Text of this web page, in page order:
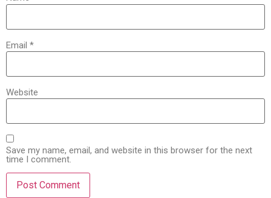
Email *
Website
Save my name, email, and website in this browser for the next
time I comment.